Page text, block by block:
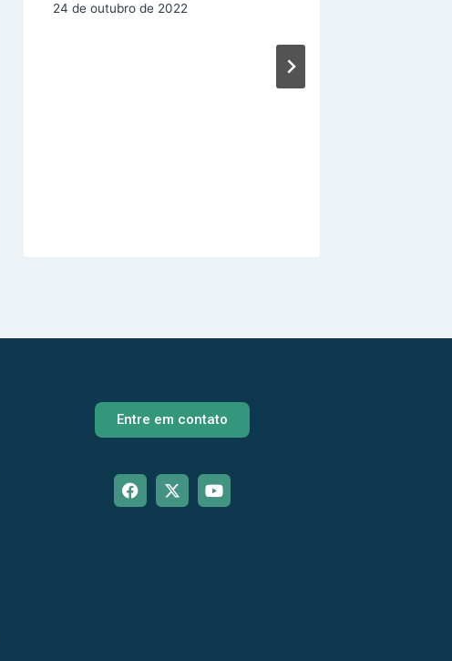
24 de outubro de 2022
Entre em contato